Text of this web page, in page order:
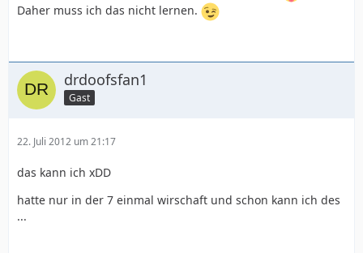
Daher muss ich das nicht lernen.
drdoofsfan1
Gast
22. Juli 2012 um 21:17
das kann ich xDD
hatte nur in der 7 einmal wirschaft und schon kann ich des
...